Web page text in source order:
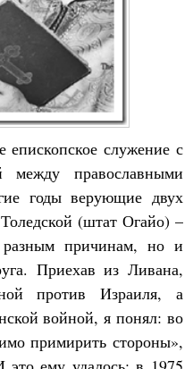
служение с
между православными
годы верующие двух
(штат Огайо) –
причинам, но и
Приехав из Ливана,
против Израиля, а
войной, я понял: во
примирить стороны»,